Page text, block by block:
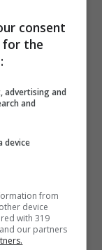
una
della
l’intero
da
la
consent
for the
advertising and
and
device
from
device
with 319
our partners